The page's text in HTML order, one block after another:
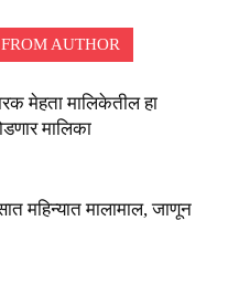
AUTHOR
मेहता मालिकेतील हा
मालिका
महिन्यात मालामाल, जाणून